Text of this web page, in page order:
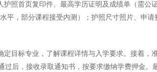
护照首页复印件、最高学历证明及成绩单（需
平，部分课程接受内测）；护照尺寸照片、申
定目标专业，了解课程详情与入学要求。接着
后，接收录取通知书，按要求缴纳学费押金